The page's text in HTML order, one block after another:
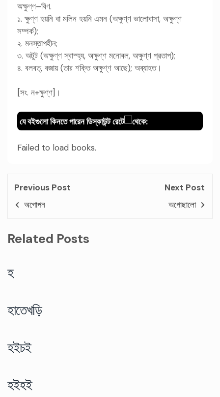
অক্ষুণ্ণ–বিণ.
১. ক্ষুণ্ণ হয়নি বা মলিন হয়নি এমন (অক্ষুণ্ণ ভালোবাসা, অক্ষুণ্ণ
সম্পর্ক);
২. মনস্তাপহীন;
৩. অটুট (অক্ষুণ্ণ স্বাস্হ্য, অক্ষুণ্ণ মনোবল, অক্ষুণ্ণ প্রতাপ);
৪. বলবত্, বজায় (তার শক্তি অক্ষুণ্ণ আছে); অব্যাহত।
[সং. ন+ক্ষুণ্ণ]।
যে বইগুলো কিনতে পারেন ডিস্কাউন্ট রেটে থেকে:
Failed to load books.
Previous Post
অগোপন
Next Post
অগোছালো
Related Posts
হ
হাতেখড়ি
হইচই
হইহই